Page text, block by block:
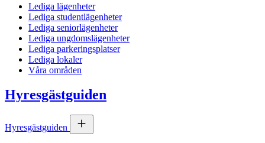
Lediga lägenheter
Lediga studentlägenheter
Lediga seniorlägenheter
Lediga ungdomslägenheter
Lediga parkeringsplatser
Lediga lokaler
Våra områden
Hyresgästguiden
Hyresgästguiden